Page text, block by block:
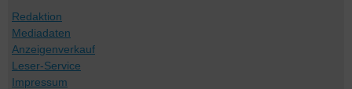
Redaktion
Mediadaten
Anzeigenverkauf
Leser-Service
Impressum